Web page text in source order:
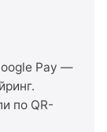
Pay —
по QR-